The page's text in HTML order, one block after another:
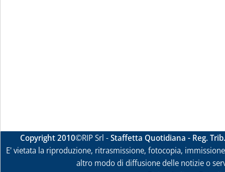
Copyright 2010©RIP Srl -Staffetta Quotidiana - Reg.
E' vietata la riproduzione, ritrasmissione, fotocopia,
altro modo di diffusione delle notizie o